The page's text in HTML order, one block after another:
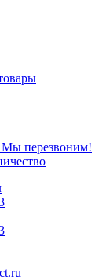
Мы перезвоним!